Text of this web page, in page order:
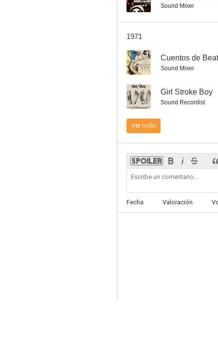
Sound Mixer
1971
6.0 Cuentos de
Sound Mixer
-- Girl Stroke Boy
Sound Recordist
Ver todo
Fecha Valoración